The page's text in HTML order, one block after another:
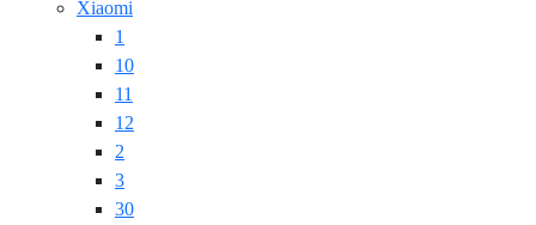
Xiaomi
1
10
11
12
2
3
30